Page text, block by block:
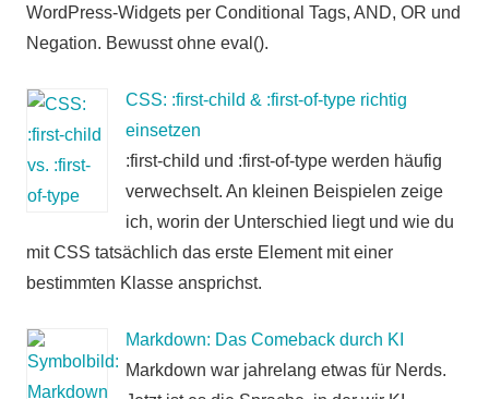
WordPress-Widgets per Conditional Tags, AND, OR und
Negation. Bewusst ohne eval().
CSS: :first-child & :first-of-type richtig
einsetzen
:first-child und :first-of-type werden häufig
verwechselt. An kleinen Beispielen zeige
ich, worin der Unterschied liegt und wie du
mit CSS tatsächlich das erste Element mit einer
bestimmten Klasse ansprichst.
Markdown: Das Comeback durch KI
Markdown war jahrelang etwas für Nerds.